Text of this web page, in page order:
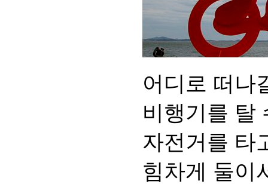
어디로 떠나
비행기를 탈
자전거를 타
힘차게 둘이